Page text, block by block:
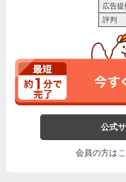
広告提
評判
公式
会員の方は